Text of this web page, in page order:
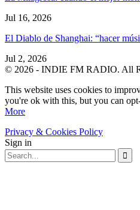
Jul 16, 2026
El Diablo de Shanghai: “hacer
Jul 2, 2026
© 2026 - INDIE FM RADIO. All
This website uses cookies to
you're ok with this, but you can
More
Privacy & Cookies Policy
Sign in